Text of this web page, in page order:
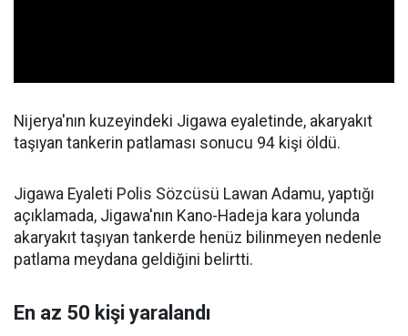
Nijerya'nın kuzeyindeki Jigawa eyaletinde, akaryakıt
taşıyan tankerin patlaması sonucu 94 kişi öldü.
Jigawa Eyaleti Polis Sözcüsü Lawan Adamu, yaptığı
açıklamada, Jigawa'nın Kano-Hadeja kara yolunda
akaryakıt taşıyan tankerde henüz bilinmeyen nedenle
patlama meydana geldiğini belirtti.
En az 50 kişi yaralandı